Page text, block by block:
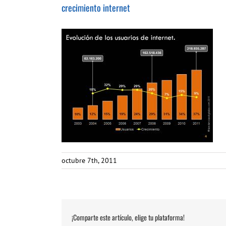
crecimiento internet
octubre 7th, 2011
¡Comparte este artículo, elige tu plataforma!